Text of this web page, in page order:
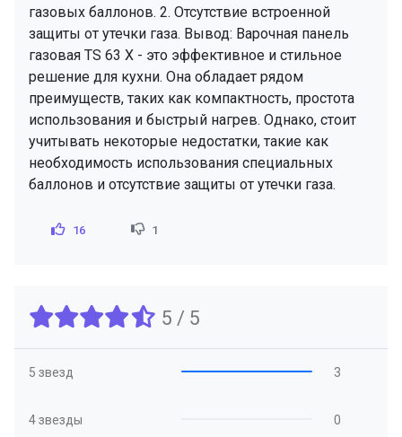
газовых баллонов. 2. Отсутствие встроенной
защиты от утечки газа. Вывод: Варочная панель
газовая TS 63 X - это эффективное и стильное
решение для кухни. Она обладает рядом
преимуществ, таких как компактность, простота
использования и быстрый нагрев. Однако, стоит
учитывать некоторые недостатки, такие как
необходимость использования специальных
баллонов и отсутствие защиты от утечки газа.
16 1
5 / 5
5 звезд 3
4 звезды 0